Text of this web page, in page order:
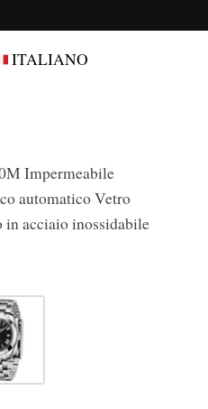
ITALIANO
Impermeabile
automatico Vetro
acciaio inossidabile